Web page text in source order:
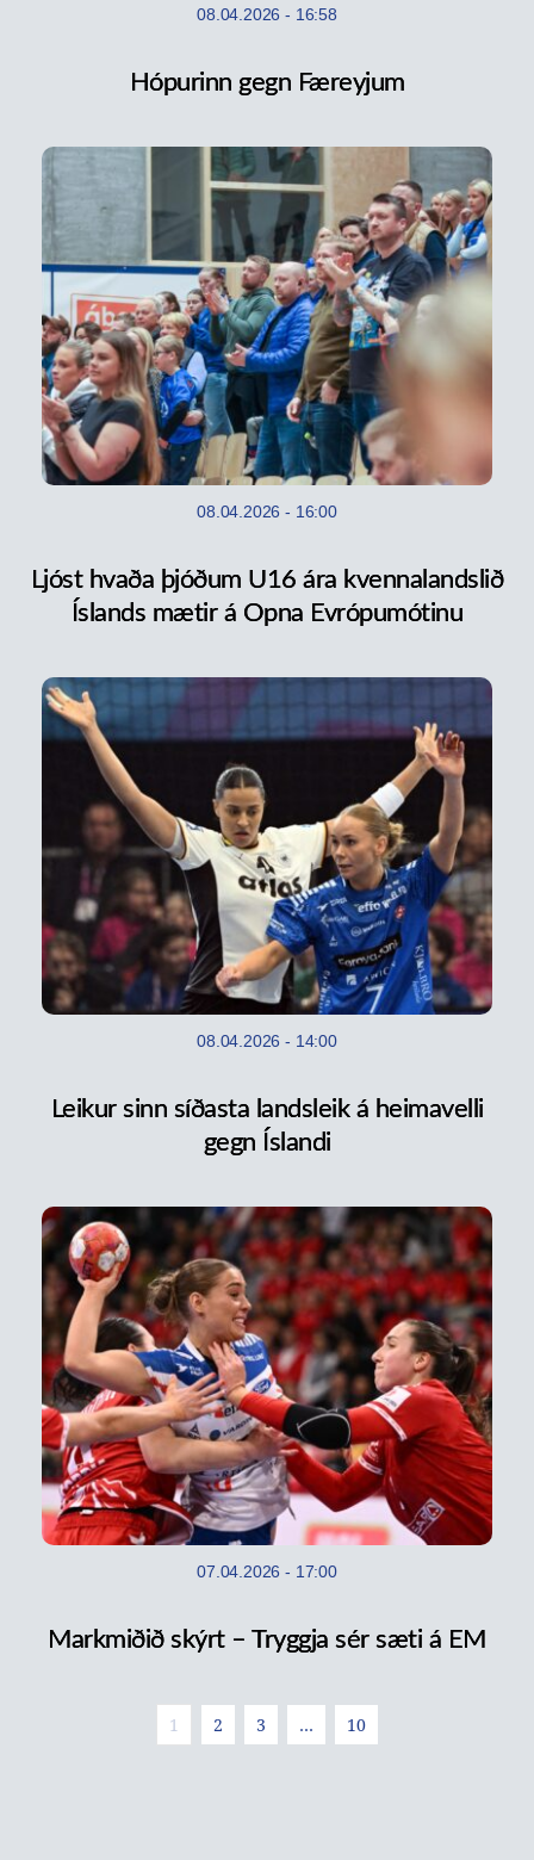
08.04.2026 - 16:58
Hópurinn gegn Færeyjum
08.04.2026 - 16:00
Ljóst hvaða þjóðum U16 ára kvennalandslið
Íslands mætir á Opna Evrópumótinu
08.04.2026 - 14:00
Leikur sinn síðasta landsleik á heimavelli
gegn Íslandi
07.04.2026 - 17:00
Markmiðið skýrt – Tryggja sér sæti á EM
1 2 3 … 10